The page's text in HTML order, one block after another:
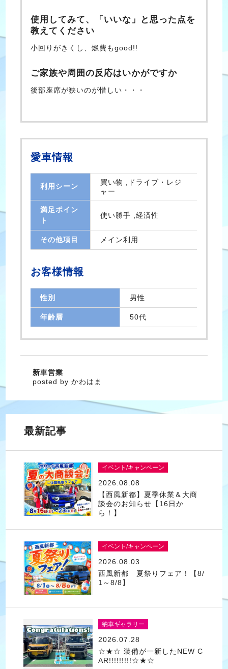
使用してみて、「いいな」と思った点を
教えてください
小回りがきくし、燃費もgood!!
ご家族や周囲の反応はいかがですか
後部座席が狭いのが惜しい・・・
愛車情報
利用シーン
買い物 ,ドライブ・レジ
ャー
満足ポイン
ト
使い勝手 ,経済性
その他項目 メイン利用
お客様情報
性別 男性
年齢層 50代
新車営業
posted by かわはま
最新記事
イベント/キャンペーン
2026.08.08
【西風新都】夏季休業＆大商
談会のお知らせ【16日か
ら！】
イベント/キャンペーン
2026.08.03
西風新都 夏祭りフェア！【8/
1～8/8】
納車ギャラリー
2026.07.28
☆★☆ 装備が一新したNEW C
AR!!!!!!!!!☆★☆